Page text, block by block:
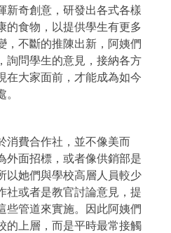
新奇創意，研發出各式各樣
的食物，以提供學生有更多
，不斷的推陳出新，阿姨們
詢問學生的意見，接納各方
在大家面前，才能成為如今
費合作社，並不像美而
外面招標，或者像供銷部是
以她們與學校高層人員較少
社或者是教官討論意見，提
些管道來實施。因此阿姨們
的上層，而是平時最常接觸